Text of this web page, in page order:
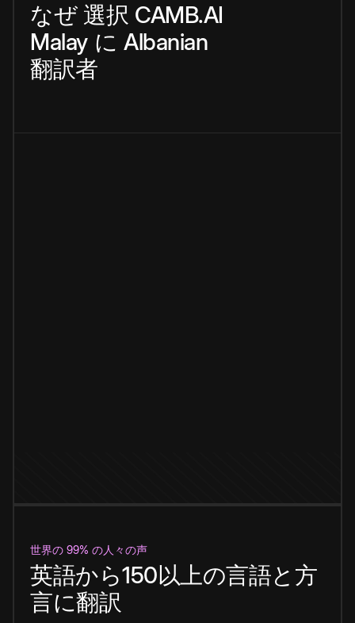
なぜ 選択 CAMB.AI
Malay に Albanian
翻訳者
世界の 99% の人々の声
英語から150以上の言語と方
言に翻訳